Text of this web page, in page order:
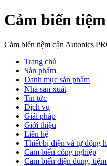
Cảm biến
Cảm biến tiệm cận Autonics
Trang chủ
Sản phẩm
Danh mục sản phẩm
Nhà sản xuất
Tin tức
Dịch vụ
Giải pháp
Giới thiệu
Liên hệ
Thiết bị điện và tự động
Cảm biến công nghiệp
Cảm biến điện dung,